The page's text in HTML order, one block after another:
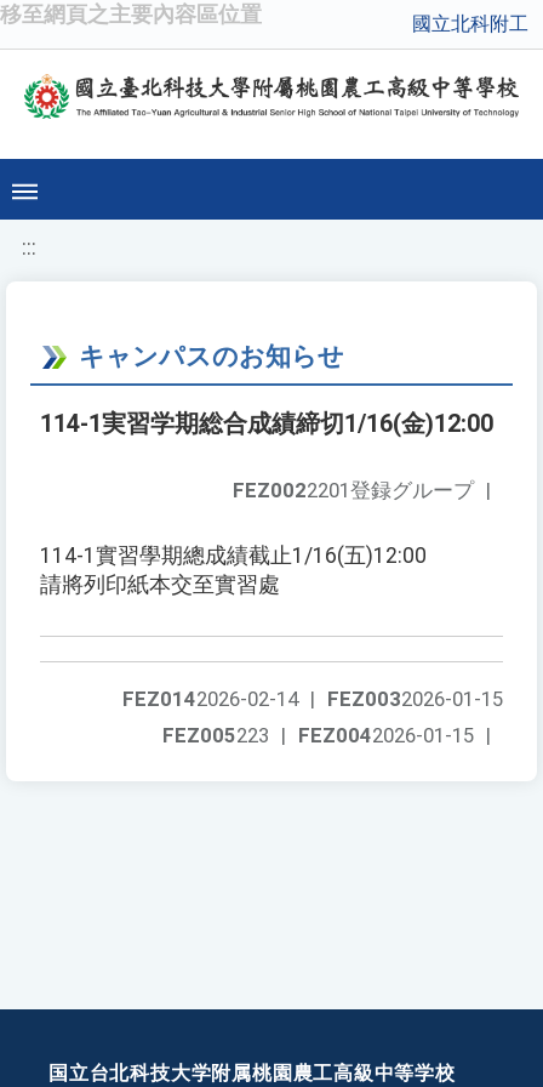
移至網頁之主要內容區位置 國立北科附工
:::
キャンパスのお知らせ
114-1実習学期総合成績締切1/16(金)12:00
FEZ0022201登録グループ |
114-1實習學期總成績截止1/16(五)12:00
請將列印紙本交至實習處
FEZ0032026-01-15
FEZ0142026-02-14 |
FEZ0042026-01-15 |
FEZ005223 |
国立台北科技大学附属桃園農工高級中等学校